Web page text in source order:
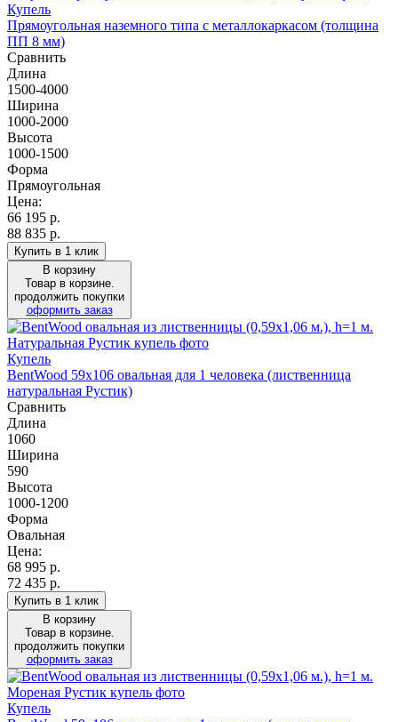
Купель
Прямоугольная наземного типа с металлокаркасом (толщина
ПП 8 мм)
Сравнить
Длина
1500-4000
Ширина
1000-2000
Высота
1000-1500
Форма
Прямоугольная
Цена:
66 195 р.
88 835 р.
Купить в 1 клик
В корзину
Товар в корзине.
продолжить покупки
оформить заказ
Купель
BentWood 59х106 овальная для 1 человека (лиственница
натуральная Рустик)
Сравнить
Длина
1060
Ширина
590
Высота
1000-1200
Форма
Овальная
Цена:
68 995 р.
72 435 р.
Купить в 1 клик
В корзину
Товар в корзине.
продолжить покупки
оформить заказ
Купель